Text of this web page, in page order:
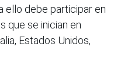
ello debe participar en
que se inician en
Estados Unidos,